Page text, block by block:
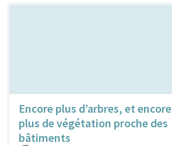
Encore plus d’arbres, et encore
plus de végétation proche des
bâtiments